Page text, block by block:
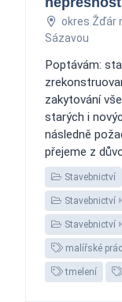
okres Žďár
Sázavou
Poptávám:
zakytování
starých i
následně
přejeme z
Stavebnictví
Stavebnictví
Stavebnictví
malířské
tmelení